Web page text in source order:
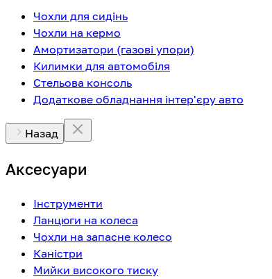
Чохли для сидінь
Чохли на кермо
Амортизатори (газові упори)
Килимки для автомобіля
Стельова консоль
Додаткове обладнання інтер'єру авто
Назад
Аксесуари
Інструменти
Ланцюги на колеса
Чохли на запасне колесо
Каністри
Мийки високого тиску